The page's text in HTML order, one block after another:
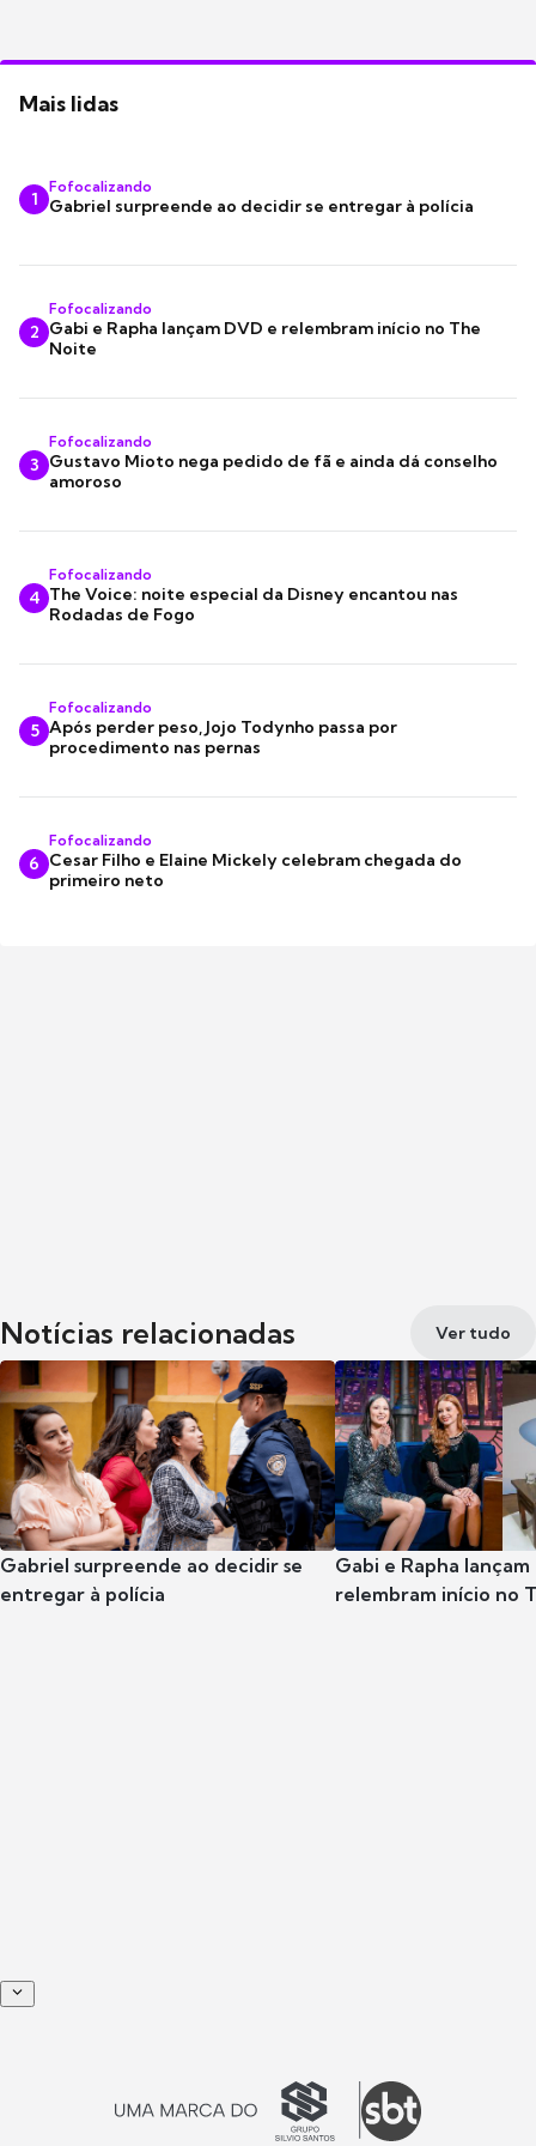
Mais lidas
1
Fofocalizando
Gabriel surpreende ao decidir se entregar à polícia
2
Fofocalizando
Gabi e Rapha lançam DVD e relembram início no The
Noite
3
Fofocalizando
Gustavo Mioto nega pedido de fã e ainda dá conselho
amoroso
4
Fofocalizando
The Voice: noite especial da Disney encantou nas
Rodadas de Fogo
5
Fofocalizando
Após perder peso, Jojo Todynho passa por
procedimento nas pernas
6
Fofocalizando
Cesar Filho e Elaine Mickely celebram chegada do
primeiro neto
Notícias relacionadas Ver tudo
Gabriel surpreende ao decidir se
entregar à polícia
Gabi e Rapha
relembram início no